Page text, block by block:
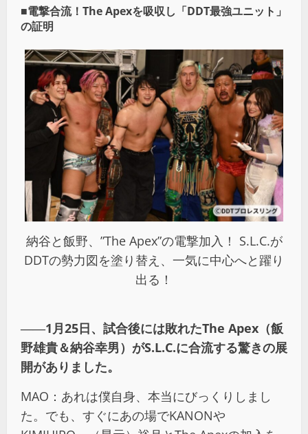
■電撃合流！The Apexを吸収し「DDT最強ユニット」
の証明
納谷と飯野、”The Apex”の電撃加入！ S.L.C.が
DDTの勢力図を塗り替え、一気に中心へと躍り
出る！
――1月25日、試合後には敗れたThe Apex（飯
野雄貴＆納谷幸男）がS.L.C.に合流する驚きの展
開がありました。
MAO：あれは僕自身、本当にびっくりしまし
た。でも、すぐにあの場でKANONや